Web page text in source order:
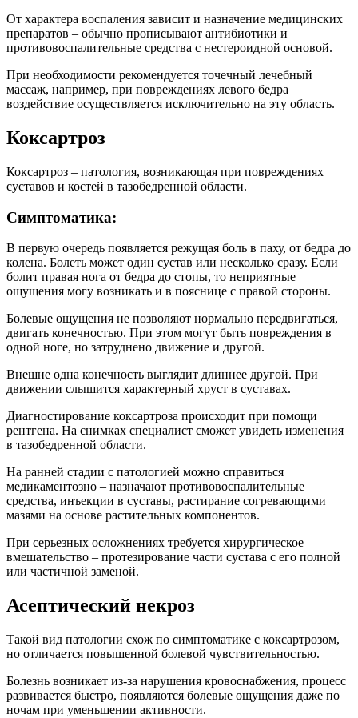
От характера воспаления зависит и назначение медицинских
препаратов – обычно прописывают антибиотики и
противовоспалительные средства с нестероидной основой.
При необходимости рекомендуется точечный лечебный
массаж, например, при повреждениях левого бедра
воздействие осуществляется исключительно на эту область.
Коксартроз
Коксартроз – патология, возникающая при повреждениях
суставов и костей в тазобедренной области.
Симптоматика:
В первую очередь появляется режущая боль в паху, от бедра до
колена. Болеть может один сустав или несколько сразу. Если
болит правая нога от бедра до стопы, то неприятные
ощущения могу возникать и в пояснице с правой стороны.
Болевые ощущения не позволяют нормально передвигаться,
двигать конечностью. При этом могут быть повреждения в
одной ноге, но затруднено движение и другой.
Внешне одна конечность выглядит длиннее другой. При
движении слышится характерный хруст в суставах.
Диагностирование коксартроза происходит при помощи
рентгена. На снимках специалист сможет увидеть изменения
в тазобедренной области.
На ранней стадии с патологией можно справиться
медикаментозно – назначают противовоспалительные
средства, инъекции в суставы, растирание согревающими
мазями на основе растительных компонентов.
При серьезных осложнениях требуется хирургическое
вмешательство – протезирование части сустава с его полной
или частичной заменой.
Асептический некроз
Такой вид патологии схож по симптоматике с коксартрозом,
но отличается повышенной болевой чувствительностью.
Болезнь возникает из-за нарушения кровоснабжения, процесс
развивается быстро, появляются болевые ощущения даже по
ночам при уменьшении активности.